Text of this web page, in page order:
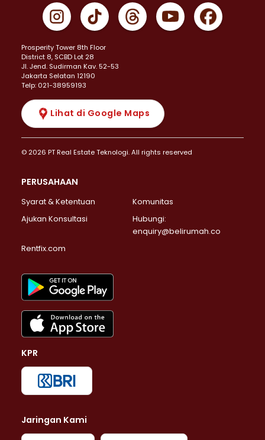
Prosperity Tower 8th Floor
District 8, SCBD Lot 28
JI. Jend. Sudirman Kav. 52-53
Jakarta Selatan 12190
Telp: 021-38959193
Lihat di Google Maps
© 2026 PT Real Estate Teknologi. All rights reserved
PERUSAHAAN
Syarat & Ketentuan
Komunitas
Ajukan Konsultasi
Hubungi:
enquiry@belirumah.co
Rentfix.com
KPR
Jaringan Kami